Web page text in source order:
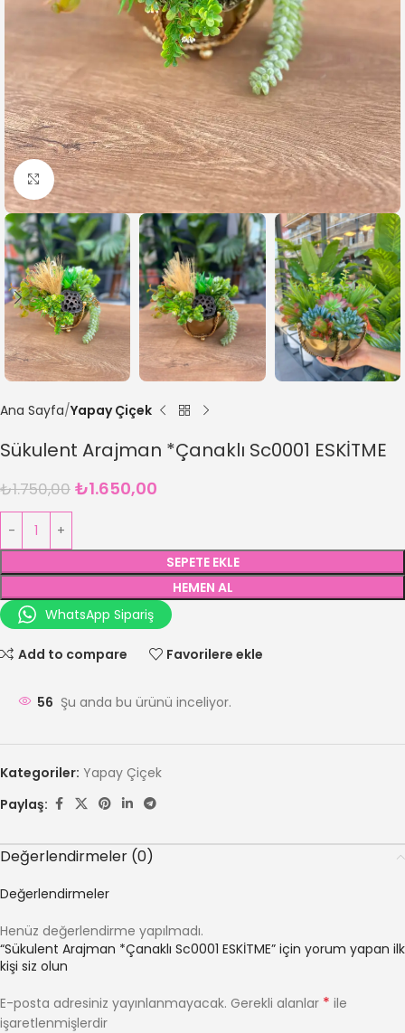
Büyütmek için tıklayın
Ana Sayfa Yapay Çiçek
Sükulent Arajman *Çanaklı Sc0001 ESKİTME
₺1.750,00 ₺1.650,00
SEPETE EKLE
HEMEN AL
WhatsApp Sipariş
Add to compare Favorilere ekle
56 Şu anda bu ürünü inceliyor.
Kategoriler: Yapay Çiçek
Paylaş:
Değerlendirmeler (0)
Değerlendirmeler
Henüz değerlendirme yapılmadı.
“Sükulent Arajman *Çanaklı Sc0001 ESKİTME” için yorum yapan ilk
kişi siz olun
E-posta adresiniz yayınlanmayacak. Gerekli alanlar * ile
işaretlenmişlerdir